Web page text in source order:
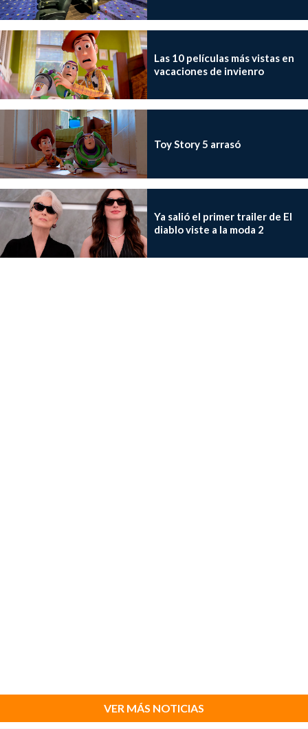
Las 10 películas más vistas en
vacaciones de invienro
Toy Story 5 arrasó
Ya salió el primer trailer de El
diablo viste a la moda 2
VER MÁS NOTICIAS